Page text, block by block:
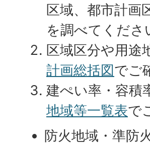
区域、都市計画
を調べてくださ
区域区分や用途
計画総括図でご
建ぺい率・容積
地域等一覧表で
防火地域・準防